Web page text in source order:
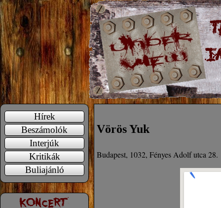
Hírek
Beszámolók
Interjúk
Kritikák
Buliajánló
Vörös Yuk
Budapest, 1032, Fényes Adolf utca 28.